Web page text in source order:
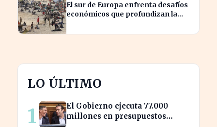
El sur de Europa enfrenta desafíos
económicos que profundizan la
LO ÚLTIMO
1
El Gobierno ejecuta 77.000
millones en presupuestos